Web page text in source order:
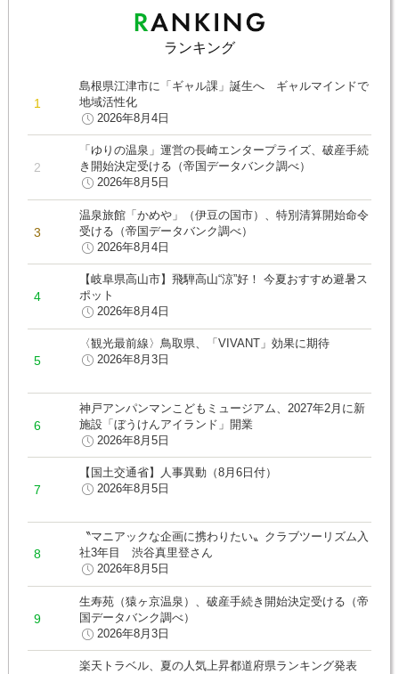
ランキング
島根県江津市に「ギャル課」誕生へ ギャルマインドで
地域活性化
2026年8月4日
「ゆりの温泉」運営の長崎エンタープライズ、破産手続
き開始決定受ける（帝国データバンク調べ）
2026年8月5日
温泉旅館「かめや」（伊豆の国市）、特別清算開始命令
受ける（帝国データバンク調べ）
2026年8月4日
【岐阜県高山市】飛騨高山“涼”好！ 今夏おすすめ避暑ス
ポット
2026年8月4日
〈観光最前線〉鳥取県、「VIVANT」効果に期待
2026年8月3日
神戸アンパンマンこどもミュージアム、2027年2月に新
施設「ぼうけんアイランド」開業
2026年8月5日
【国土交通省】人事異動（8月6日付）
2026年8月5日
〝マニアックな企画に携わりたい〟クラブツーリズム入
社3年目 渋谷真里登さん
2026年8月5日
生寿苑（猿ヶ京温泉）、破産手続き開始決定受ける（帝
国データバンク調べ）
2026年8月3日
楽天トラベル、夏の人気上昇都道府県ランキング発表